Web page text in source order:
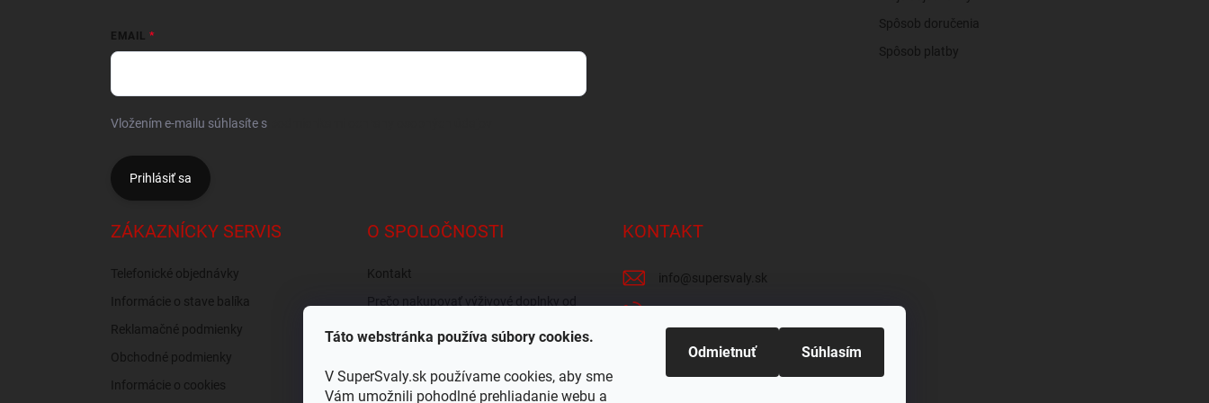
Táto webstránka používa súbory cookies.
V SuperSvaly.sk používame cookies, aby sme
Vám umožnili pohodlné prehliadanie webu a
Odmietnuť Súhlasím
EMAIL
Vložením e-mailu súhlasíte s
Prihlásiť sa
Spôsob doručenia
Spôsob platby
ZÁKAZNÍCKY SERVIS
Telefonické objednávky
Informácie o stave balíka
Reklamačné podmienky
Obchodné podmienky
Informácie o cookies
O SPOLOČNOSTI
Kontakt
Prečo nakupovať výživové doplnky od
Recenzie obchodu
Osobný odber v Žiline
KONTAKT
info@supersvaly.sk
SuperSvaly.sk - doplnky výživy